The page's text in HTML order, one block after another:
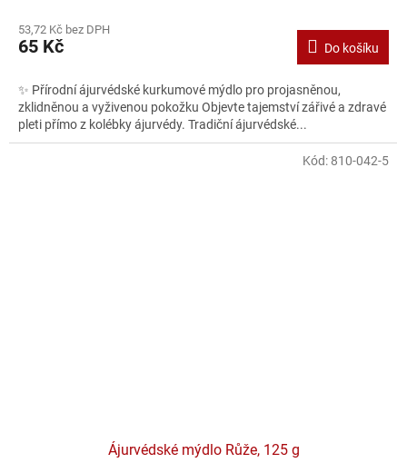
53,72 Kč bez DPH
65 Kč Do košíku
✨ Přírodní ájurvédské kurkumové mýdlo pro projasněnou,
zklidněnou a vyživenou pokožku Objevte tajemství zářivé a zdravé
pleti přímo z kolébky ájurvédy. Tradiční ájurvédské...
Ájurvédské mýdlo Růže, 125 g
Kód: 810-042-5